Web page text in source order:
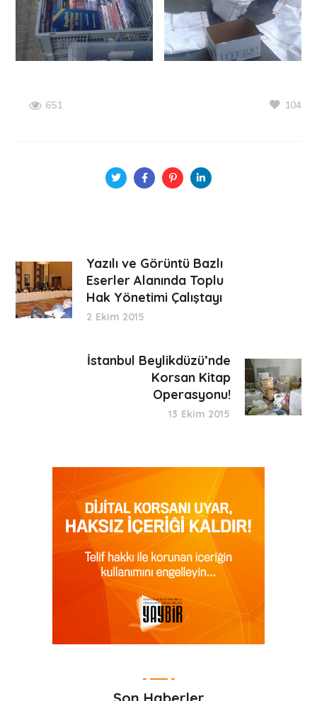
651 104
Yazılı ve Görüntü Bazlı
Eserler Alanında Toplu
Hak Yönetimi Çalıştayı
2 Ekim 2015
İstanbul Beylikdüzü’nde
Korsan Kitap
Operasyonu!
13 Ekim 2015